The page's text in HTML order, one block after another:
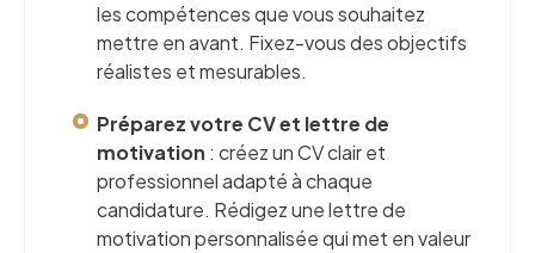
les compétences que vous souhaitez
mettre en avant. Fixez-vous des objectifs
réalistes et mesurables.
Préparez votre CV et lettre de
motivation : créez un CV clair et
professionnel adapté à chaque
candidature. Rédigez une lettre de
motivation personnalisée qui met en valeur